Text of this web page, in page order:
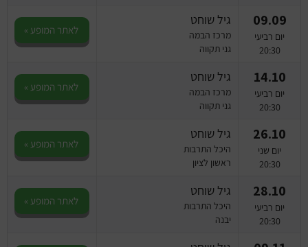
09.09
יום רביעי
20:30
גיל שוחט
מרכז הבמה
גני תקווה
לאתר המופע »
14.10
יום רביעי
20:30
גיל שוחט
מרכז הבמה
גני תקווה
לאתר המופע »
26.10
יום שני
20:30
גיל שוחט
היכל התרבות
ראשון לציון
לאתר המופע »
28.10
יום רביעי
20:30
גיל שוחט
היכל התרבות
יבנה
לאתר המופע »